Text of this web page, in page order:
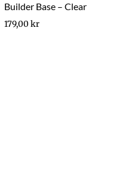
Builder Base – Clear
179,00kr